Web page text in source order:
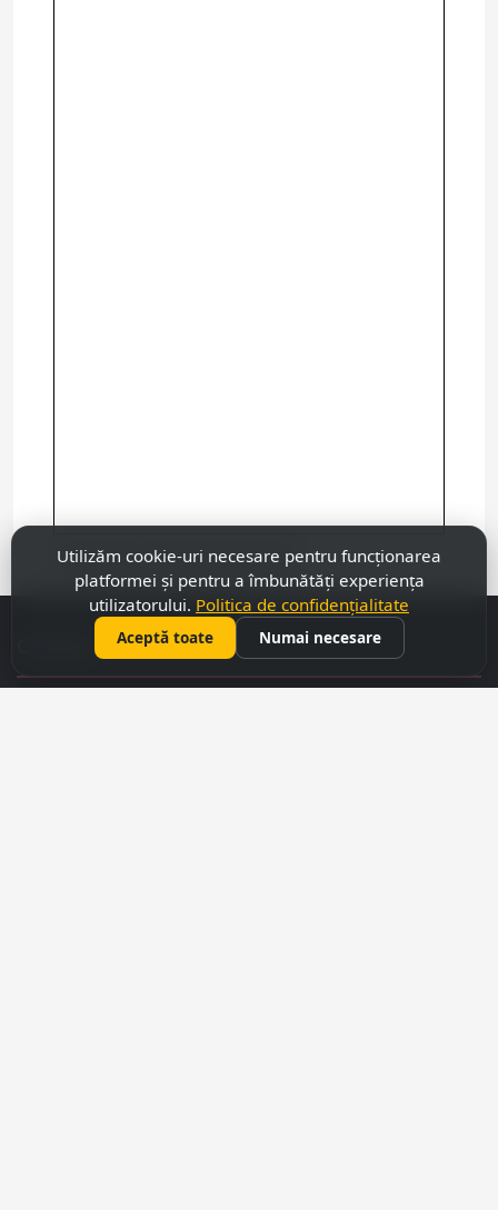
Utilizăm cookie-uri necesare pentru funcționarea
platformei și pentru a îmbunătăți experiența
utilizatorului. Politica de confidențialitate
Aceptă toate Numai necesare
Посмотреть более крупную карту
Contacte